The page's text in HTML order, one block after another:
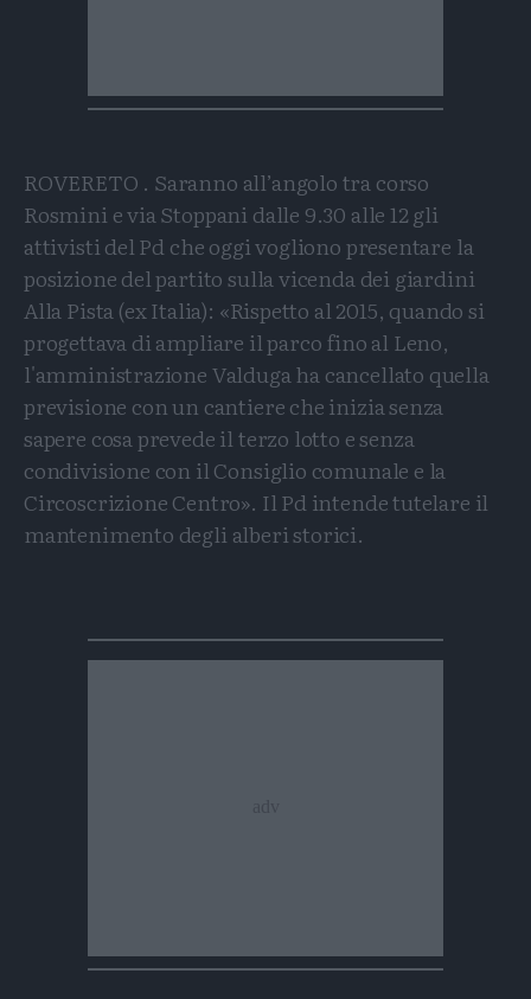
ROVERETO . Saranno all’angolo tra corso
Rosmini e via Stoppani dalle 9.30 alle 12 gli
attivisti del Pd che oggi vogliono presentare la
posizione del partito sulla vicenda dei giardini
Alla Pista (ex Italia): «Rispetto al 2015, quando si
progettava di ampliare il parco fino al Leno,
l'amministrazione Valduga ha cancellato quella
previsione con un cantiere che inizia senza
sapere cosa prevede il terzo lotto e senza
condivisione con il Consiglio comunale e la
Circoscrizione Centro». Il Pd intende tutelare il
mantenimento degli alberi storici.